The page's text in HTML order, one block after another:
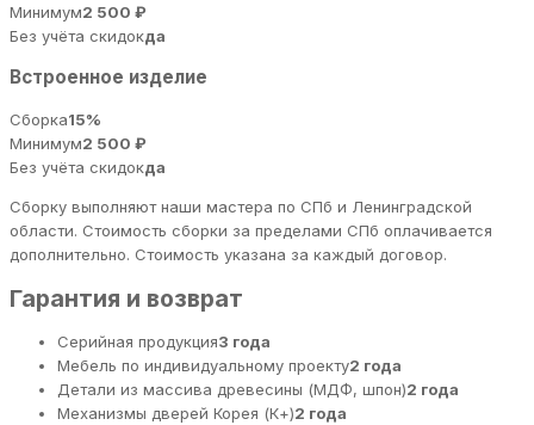
Минимум2 500 ₽
Без учёта скидокда
Встроенное изделие
Сборка15%
Минимум2 500 ₽
Без учёта скидокда
Сборку выполняют наши мастера по СПб и Ленинградской
области. Стоимость сборки за пределами СПб оплачивается
дополнительно. Стоимость указана за каждый договор.
Гарантия и возврат
Серийная продукция3 года
Мебель по индивидуальному проекту2 года
Детали из массива древесины (МДФ, шпон)2 года
Механизмы дверей Корея (К+)2 года